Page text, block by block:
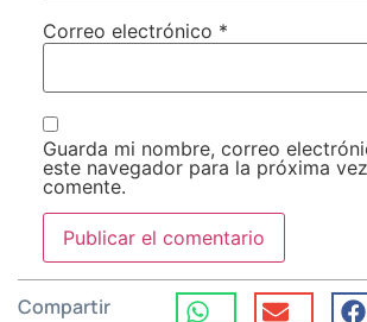
Correo electrónico *
Guarda mi nombre, correo
este navegador para la próxima
comente.
Compartir